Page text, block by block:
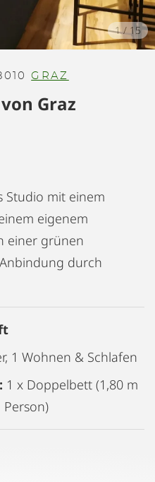
1/ 15
GRAZ
Graz
Studio mit einem
eigenem
einer grünen
durch
1 Wohnen & Schlafen
1 x Doppelbett (1,80 m
Person)